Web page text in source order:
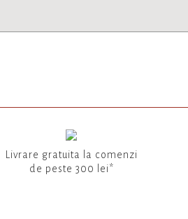
Livrare gratuita la comenzi
de peste 300 lei*